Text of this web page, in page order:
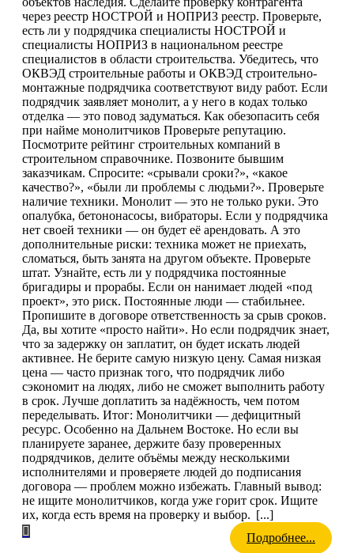
через реестр НОСТРОЙ и НОПРИЗ реестр. Проверьте,
есть ли у подрядчика специалисты НОСТРОЙ и
специалисты НОПРИЗ в национальном реестре
специалистов в области строительства. Убедитесь, что
ОКВЭД строительные работы и ОКВЭД строительно-
монтажные подрядчика соответствуют виду работ. Если
подрядчик заявляет монолит, а у него в кодах только
отделка — это повод задуматься. Как обезопасить себя
при найме монолитчиков Проверьте репутацию.
Посмотрите рейтинг строительных компаний в
строительном справочнике. Позвоните бывшим
заказчикам. Спросите: «срывали сроки?», «какое
качество?», «были ли проблемы с людьми?». Проверьте
наличие техники. Монолит — это не только руки. Это
опалубка, бетононасосы, вибраторы. Если у подрядчика
нет своей техники — он будет её арендовать. А это
дополнительные риски: техника может не приехать,
сломаться, быть занята на другом объекте. Проверьте
штат. Узнайте, есть ли у подрядчика постоянные
бригадиры и прорабы. Если он нанимает людей «под
проект», это риск. Постоянные люди — стабильнее.
Пропишите в договоре ответственность за срыв сроков.
Да, вы хотите «просто найти». Но если подрядчик знает,
что за задержку он заплатит, он будет искать людей
активнее. Не берите самую низкую цену. Самая низкая
цена — часто признак того, что подрядчик либо
сэкономит на людях, либо не сможет выполнить работу
в срок. Лучше доплатить за надёжность, чем потом
переделывать. Итог: Монолитчики — дефицитный
ресурс. Особенно на Дальнем Востоке. Но если вы
планируете заранее, держите базу проверенных
подрядчиков, делите объёмы между несколькими
исполнителями и проверяете людей до подписания
договора — проблем можно избежать. Главный вывод:
не ищите монолитчиков, когда уже горит срок. Ищите
их, когда есть время на проверку и выбор. [...]
Подробнее...